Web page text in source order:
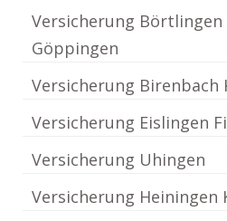
Versicherung Börtlingen
Göppingen
Versicherung Birenbach
Versicherung Eislingen
Versicherung Uhingen
Versicherung Heiningen